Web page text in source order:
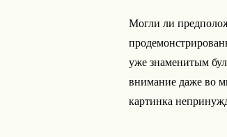
Могли ли
уже знаменитым
внимание даже во
картинка